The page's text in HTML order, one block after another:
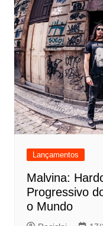
Lançamentos
Malvina:
Progressivo
o Mundo